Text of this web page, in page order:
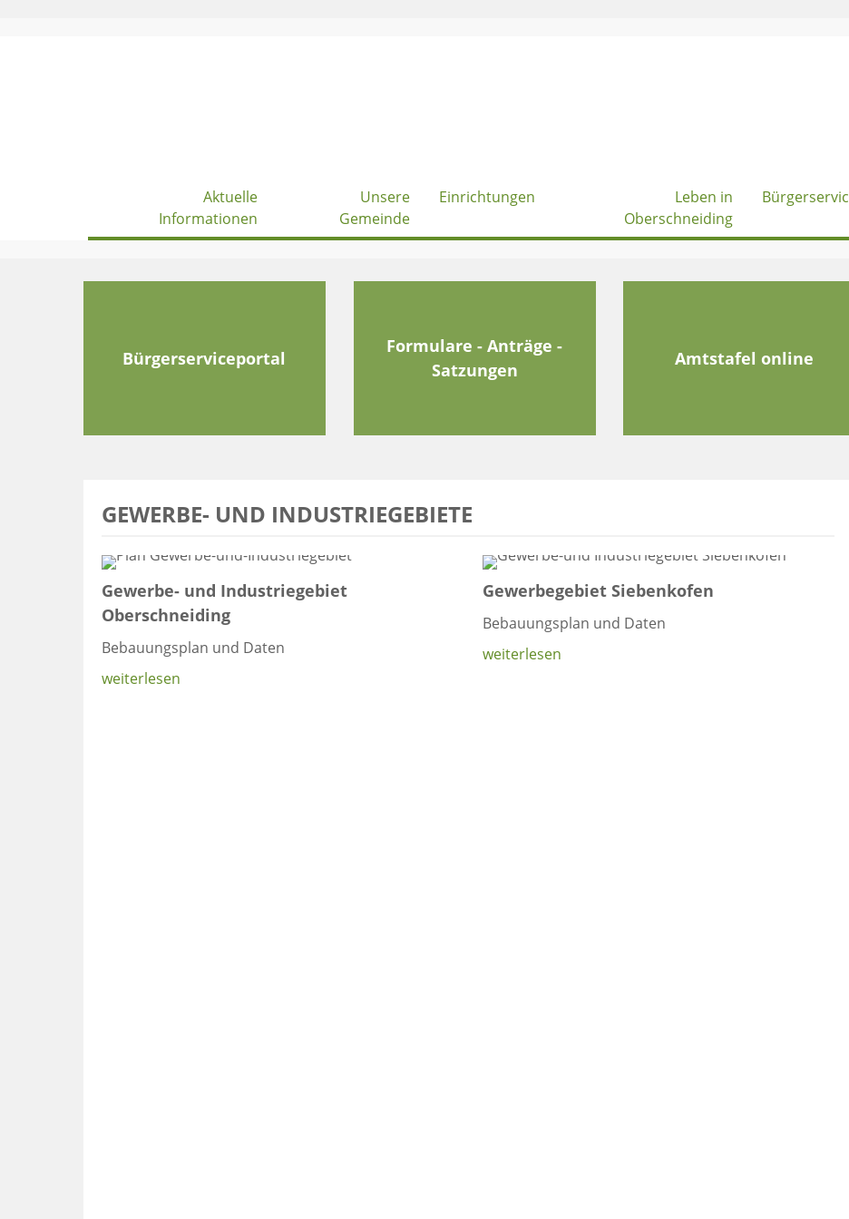
Aktuelle
Informationen
Unsere
Gemeinde
Einrichtungen
Leben in
Oberschneiding
Bürgerserviceportal
Formulare - Anträge -
Satzungen
Amtstafel online
GEWERBE- UND INDUSTRIEGEBIETE
Gewerbe- und Industriegebiet
Oberschneiding
Bebauungsplan und Daten
weiterlesen
Gewerbegebiet Siebenkofen
Bebauungsplan und Daten
weiterlesen